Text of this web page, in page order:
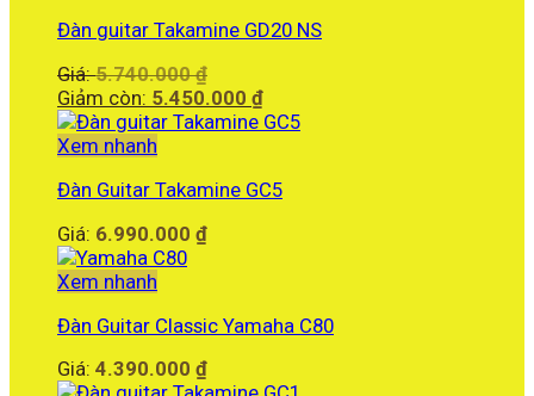
Đàn guitar Takamine GD20 NS
Giá:5.740.000₫
gốc
là:
Giảm còn: 5.450.000 ₫Giá
hiện
5.450.000 ₫.
Xem nhanh
Đàn Guitar Takamine GC5
Giá: 6.990.000 ₫
Xem nhanh
Đàn Guitar Classic Yamaha C80
Giá: 4.390.000 ₫